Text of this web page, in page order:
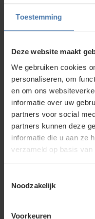
Toestemming
Deze website maakt
We gebruiken cookies
personaliseren, om
en om ons
informatie over uw
partners voor social
partners kunnen deze
informatie die u aan ze
verzameld op basis van
Noodzakelijk
Voorkeuren
Licht
45,00
Huidige
prijs
is: